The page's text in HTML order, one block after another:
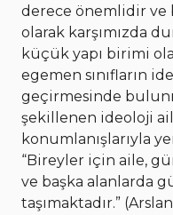
derece önemlidir ve
olarak karşımızda
küçük yapı birimi
egemen sınıfların
geçirmesinde
şekillenen ideoloji
konumlanışlarıyla
“Bireyler için aile,
ve başka alanlarda
taşımaktadır.”